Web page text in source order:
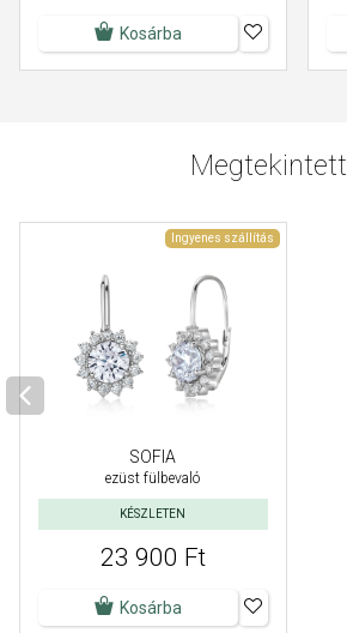
Kosárba
Megtekintett
Ingyenes szállítás
SOFIA
ezüst fülbevaló
KÉSZLETEN
23 900 Ft
Kosárba